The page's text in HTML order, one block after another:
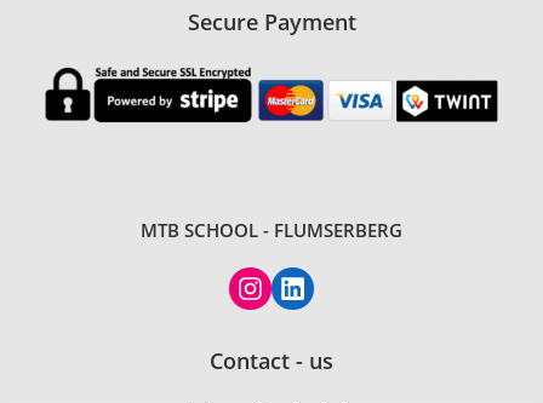
Secure Payment
MTB SCHOOL - FLUMSERBERG
Contact - us